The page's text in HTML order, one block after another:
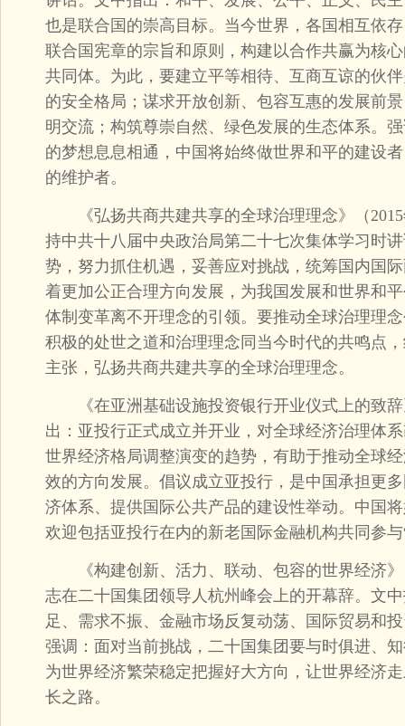
也是联合国的崇高目标。当今世界，各国相互依
联合国宪章的宗旨和原则，构建以合作共赢为核
共同体。为此，要建立平等相待、互商互谅的伙
的安全格局；谋求开放创新、包容互惠的发展前
明交流；构筑尊崇自然、绿色发展的生态体系。
的梦想息息相通，中国将始终做世界和平的建设
的维护者。
《弘扬共商共建共享的全球治理理念》（2015
持中共十八届中央政治局第二十七次集体学习时
势，努力抓住机遇，妥善应对挑战，统筹国内国
着更加公正合理方向发展，为我国发展和世界和
体制变革离不开理念的引领。要推动全球治理理
积极的处世之道和治理理念同当今时代的共鸣点
主张，弘扬共商共建共享的全球治理理念。
《在亚洲基础设施投资银行开业仪式上的致辞
出：亚投行正式成立并开业，对全球经济治理体
世界经济格局调整演变的趋势，有助于推动全球
效的方向发展。倡议成立亚投行，是中国承担更
济体系、提供国际公共产品的建设性举动。中国
欢迎包括亚投行在内的新老国际金融机构共同参
《构建创新、活力、联动、包容的世界经济》
志在二十国集团领导人杭州峰会上的开幕辞。文
足、需求不振、金融市场反复动荡、国际贸易和
强调：面对当前挑战，二十国集团要与时俱进、
为世界经济繁荣稳定把握好大方向，让世界经济
长之路。